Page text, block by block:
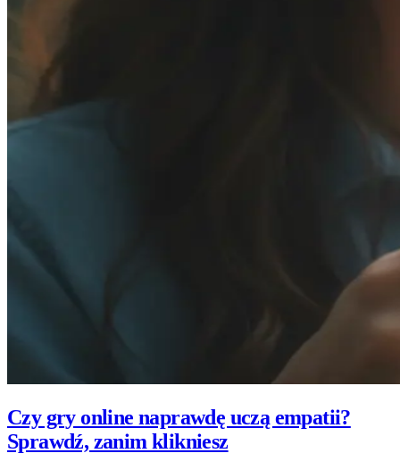
Czy gry online naprawdę uczą empatii?
Sprawdź, zanim klikniesz